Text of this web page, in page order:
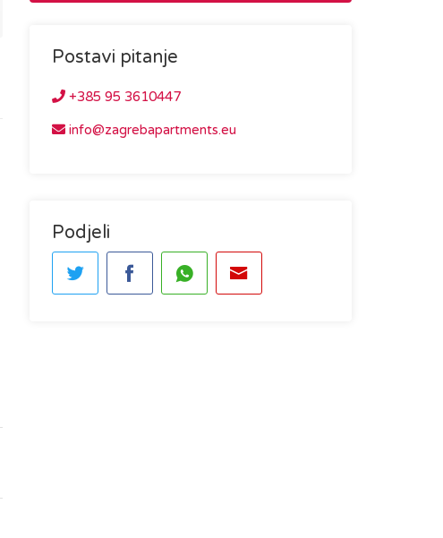
Postavi pitanje
+385 95 3610447
info@zagrebapartments.eu
Podjeli